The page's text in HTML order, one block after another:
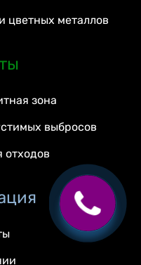
цветных металлов
зона
выбросов
отходов